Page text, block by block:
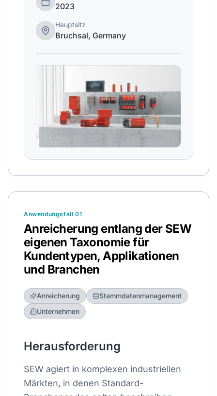
2023
Hauptsitz
Bruchsal, Germany
Anwendungsfall 01
Anreicherung entlang der SEW
eigenen Taxonomie für
Kundentypen, Applikationen
und Branchen
Anreicherung
Stammdatenmanagement
Unternehmen
Herausforderung
SEW agiert in komplexen industriellen
Märkten, in denen Standard-